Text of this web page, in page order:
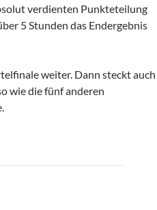
verdienten Punkteteilung
5 Stunden das Endergebnis
weiter. Dann steckt auch
wie die fünf anderen